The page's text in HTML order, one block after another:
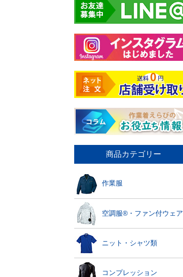
商品カテゴリー
作業服
空調服®・ファン付ウェア
ニット・シャツ類
コンプレッション